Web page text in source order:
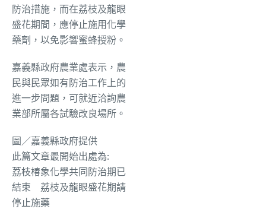
防治措施，而在荔枝及龍眼
盛花期間，應停止施用化學
藥劑，以免影響蜜蜂授粉。
嘉義縣政府農業處表示，農
民與民眾如有防治工作上的
進一步問題，可就近洽詢農
業部所屬各試驗改良場所。
圖／嘉義縣政府提供
此篇文章最開始出處為:
荔枝椿象化學共同防治期已
結束 荔枝及龍眼盛花期請
停止施藥